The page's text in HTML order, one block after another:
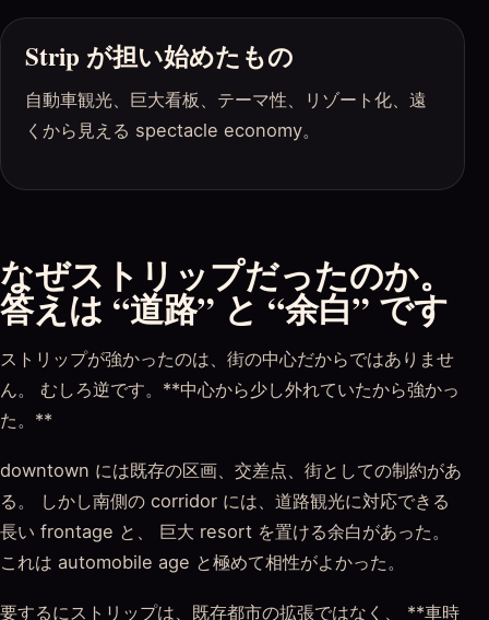
Strip が担い始めたもの
自動車観光、巨大看板、テーマ性、リゾート化、遠
くから見える spectacle economy。
なぜストリップだったのか。
答えは “道路” と “余白” です
ストリップが強かったのは、街の中心だからではありませ
ん。 むしろ逆です。**中心から少し外れていたから強かっ
た。**
downtown には既存の区画、交差点、街としての制約があ
る。 しかし南側の corridor には、道路観光に対応できる
長い frontage と、 巨大 resort を置ける余白があった。
これは automobile age と極めて相性がよかった。
要するにストリップは、既存都市の拡張ではなく、 **車時